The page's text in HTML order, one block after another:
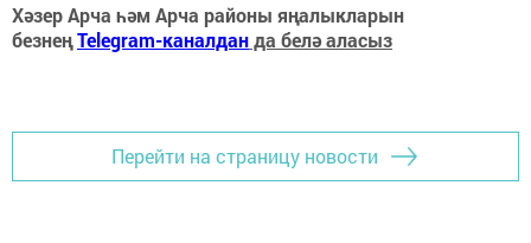
Хәзер Арча һәм Арча районы яңалыкларын
безнеңTelegram-каналданда белә аласыз
Перейти на страницу новости